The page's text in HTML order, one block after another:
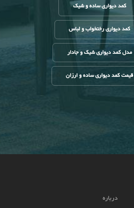
کمد دیواری ساده و شیک
کمد دیواری رختخواب و لباس
مدل کمد دیواری شیک و جادار
قیمت کمد دیواری ساده و ارزان
درباره